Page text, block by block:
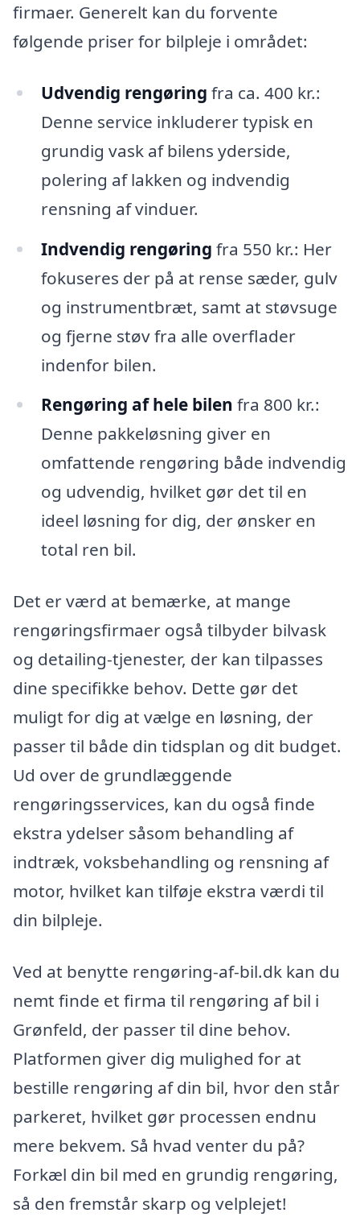
firmaer. Generelt kan du forvente
følgende priser for bilpleje i området:
Udvendig rengøring fra ca. 400 kr.:
Denne service inkluderer typisk en
grundig vask af bilens yderside,
polering af lakken og indvendig
rensning af vinduer.
Indvendig rengøring fra 550 kr.: Her
fokuseres der på at rense sæder, gulv
og instrumentbræt, samt at støvsuge
og fjerne støv fra alle overflader
indenfor bilen.
Rengøring af hele bilen fra 800 kr.:
Denne pakkeløsning giver en
omfattende rengøring både indvendig
og udvendig, hvilket gør det til en
ideel løsning for dig, der ønsker en
total ren bil.
Det er værd at bemærke, at mange
rengøringsfirmaer også tilbyder bilvask
og detailing-tjenester, der kan tilpasses
dine specifikke behov. Dette gør det
muligt for dig at vælge en løsning, der
passer til både din tidsplan og dit budget.
Ud over de grundlæggende
rengøringsservices, kan du også finde
ekstra ydelser såsom behandling af
indtræk, voksbehandling og rensning af
motor, hvilket kan tilføje ekstra værdi til
din bilpleje.
Ved at benytte rengøring-af-bil.dk kan du
nemt finde et firma til rengøring af bil i
Grønfeld, der passer til dine behov.
Platformen giver dig mulighed for at
bestille rengøring af din bil, hvor den står
parkeret, hvilket gør processen endnu
mere bekvem. Så hvad venter du på?
Forkæl din bil med en grundig rengøring,
så den fremstår skarp og velplejet!